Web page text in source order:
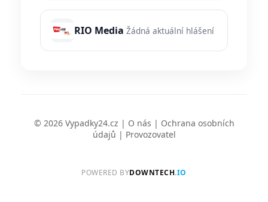
RIO Media Žádná aktuální hlášení
© 2026 Vypadky24.cz | O nás | Ochrana osobních
údajů | Provozovatel
POWERED BYDOWNTECH.IO